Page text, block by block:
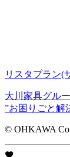
リスタプラン(
大川家具グル
”お困りごと解
© OHKAWA